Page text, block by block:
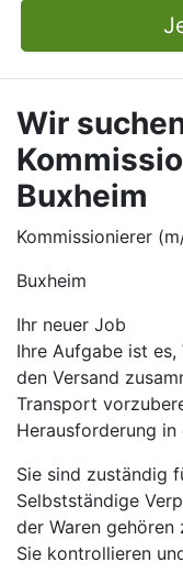
Wir
Buxheim
Kommissionierer
Buxheim
Ihr neuer Job​
Ihre Aufgabe ist
den Versand
Transport
Herausforderung in
Sie sind zuständig
Selbstständige
der Waren gehören
Sie kontrollieren